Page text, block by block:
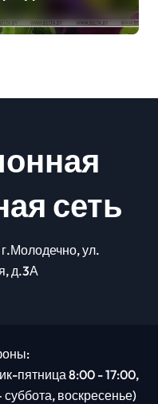
сеть
ул.
д.3А
пятница 8:00 - 17:00,
воскресенье)